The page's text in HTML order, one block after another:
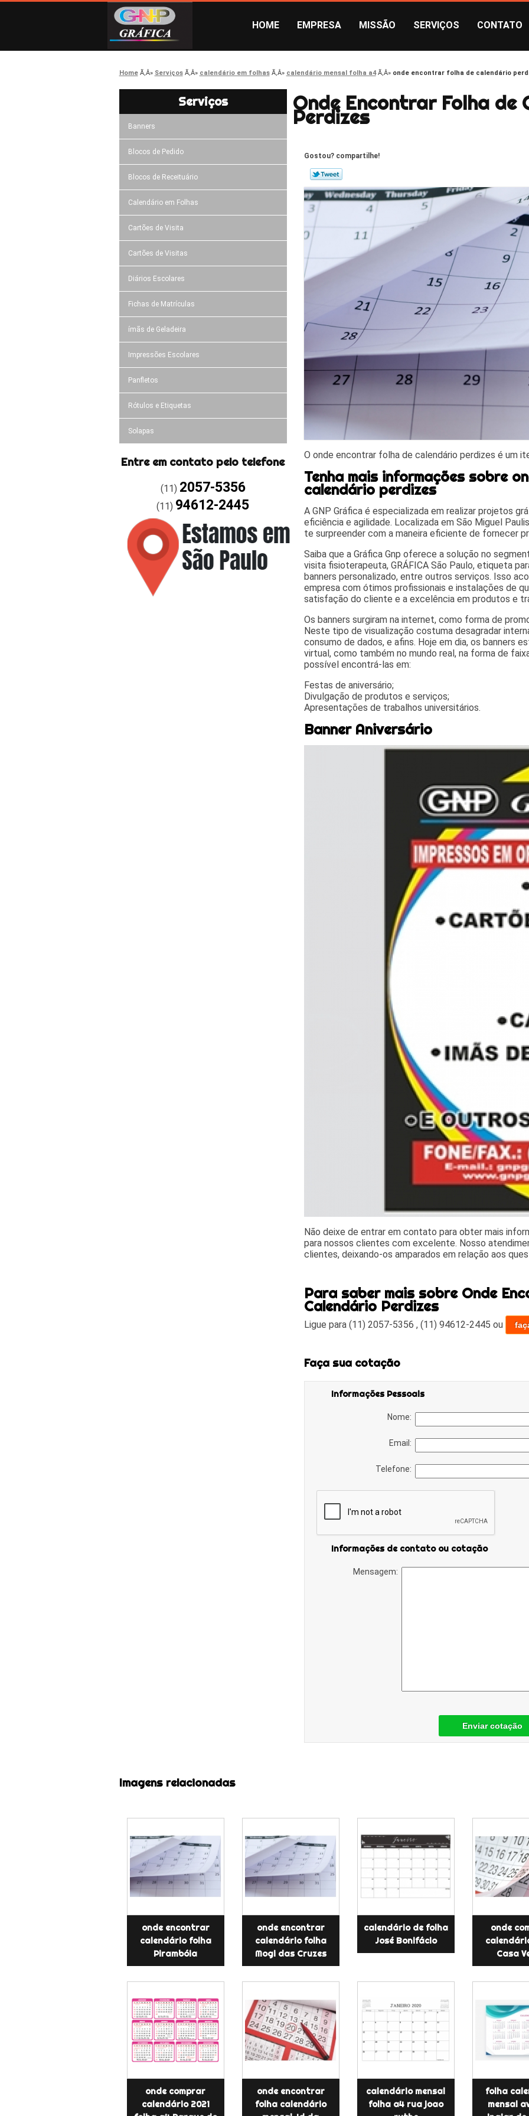
HOME EMPRESA MISSÃO SERVIÇOS CONTATO
Home Serviços calendário em folhas calendário mensal folha a4 onde encontrar folha de calendário
Serviços
Banners
Blocos de Pedido
Blocos de Receituário
Calendário em Folhas
Cartões de Visita
Cartões de Visitas
Diários Escolares
Fichas de Matrículas
ímãs de Geladeira
Impressões Escolares
Panfletos
Rótulos e Etiquetas
Solapas
Entre em contato pelo telefone
(11) 2057-5356
(11) 94612-2445
Onde Encontrar Folha de
Perdizes
Gostou? compartilhe!
O onde encontrar folha de calendário perdizes é um
Tenha mais informações sobre
calendário perdizes
A GNP Gráfica é especializada em realizar projetos
eficiência e agilidade. Localizada em São Miguel
te surpreender com a maneira eficiente de fornecer
Saiba que a Gráfica Gnp oferece a solução no
visita fisioterapeuta, GRÁFICA São Paulo, etiqueta
banners personalizado, entre outros serviços. Isso
empresa com ótimos profissionais e instalações de
satisfação do cliente e a excelência em produtos e
Os banners surgiram na internet, como forma de
Neste tipo de visualização costuma desagradar
consumo de dados, e afins. Hoje em dia, os banners
virtual, como também no mundo real, na forma de
possível encontrá-las em:
Festas de aniversário;
Divulgação de produtos e serviços;
Apresentações de trabalhos universitários.
Banner Aniversário
Não deixe de entrar em contato para obter mais
para nossos clientes com excelente. Nosso
clientes, deixando-os amparados em relação aos
Para saber mais sobre Onde
Calendário Perdizes
Ligue para(11) 2057-5356 ,(11) 94612-2445 ou
Faça sua cotação
Informações Pessoais
Nome:
Email:
Telefone:
Informações de contato ou cotação
Mensagem:
Enviar cotação
Imagens relacionadas
onde encontrar
calendário folha
Pirambóia
onde encontrar
calendário folha
Mogi das Cruzes
calendário de folha
José Bonifácio
onde
Casa
onde comprar
calendário 2021
onde encontrar
folha calendário
calendário mensal
folha a4 rua joao
folha
mensal